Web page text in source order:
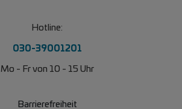
Hotline:
030-39001201
Mo - Fr von 10 - 15 Uhr
Barrierefreiheit